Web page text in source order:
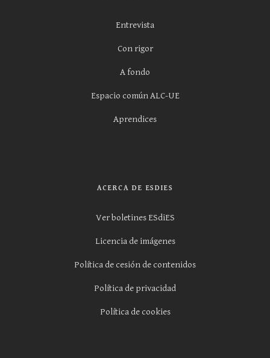
Entrevista
Con rigor
A fondo
Espacio común ALC-UE
Aprendices
ACERCA DE ESDIES
Ver boletines ESdiES
Licencia de imágenes
Política de cesión de contenidos
Política de privacidad
Política de cookies